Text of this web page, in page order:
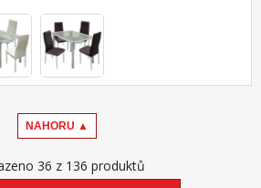
NAHORU ▲
36 z 136 produktů